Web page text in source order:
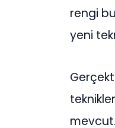
rengi
yeni